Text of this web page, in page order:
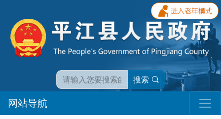
搜索
网站导航